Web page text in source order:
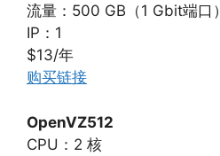
流量：500 GB（1 Gbit端口）
IP：1
$13/年
购买链接
OpenVZ512
CPU：2 核